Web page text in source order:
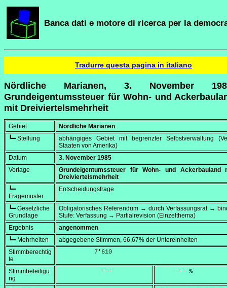
Banca dati e motore di ricerca per la
Tradurre questa pagina in italiano
Nördliche Marianen, 3. November
Grundeigentumssteuer für Wohn- und
mit Dreiviertelsmehrheit
Gebiet
Nördliche Marianen
┗━ Stellung
abhängiges Gebiet mit begrenzter Selbstverwaltung
Staaten von Amerika)
Datum
3. November 1985
Vorlage
Grundeigentumssteuer für Wohn- und Ackerbauland
Dreiviertelsmehrheit
┗━
Fragemuster
Entscheidungsfrage
┗━ Gesetzliche
Grundlage
Obligatorisches Referendum → durch Verfassungsrat →
Stufe: Verfassung → Partialrevision (Einzelthema)
Ergebnis
angenommen
┗━ Mehrheiten
abgegebene Stimmen, 66,67% der Untereinheiten
Stimmberechtig
te
          7'610
Stimmbeteiligu
ng
            ---
     --- %